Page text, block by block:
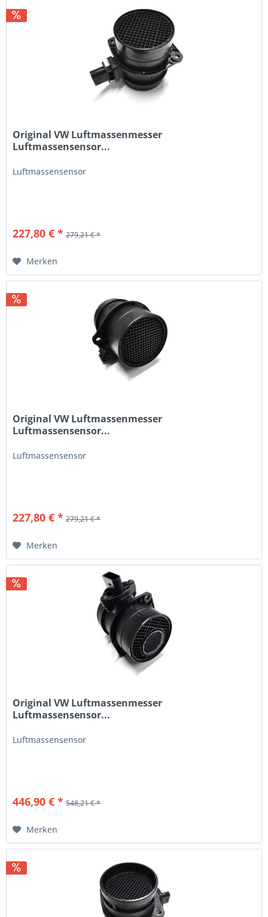
Original VW Luftmassenmesser
Luftmassensensor...
Luftmassensensor
227,80 € * 279,21 € *
Merken
Original VW Luftmassenmesser
Luftmassensensor...
Luftmassensensor
227,80 € * 279,21 € *
Merken
Original VW Luftmassenmesser
Luftmassensensor...
Luftmassensensor
446,90 € * 548,21 € *
Merken